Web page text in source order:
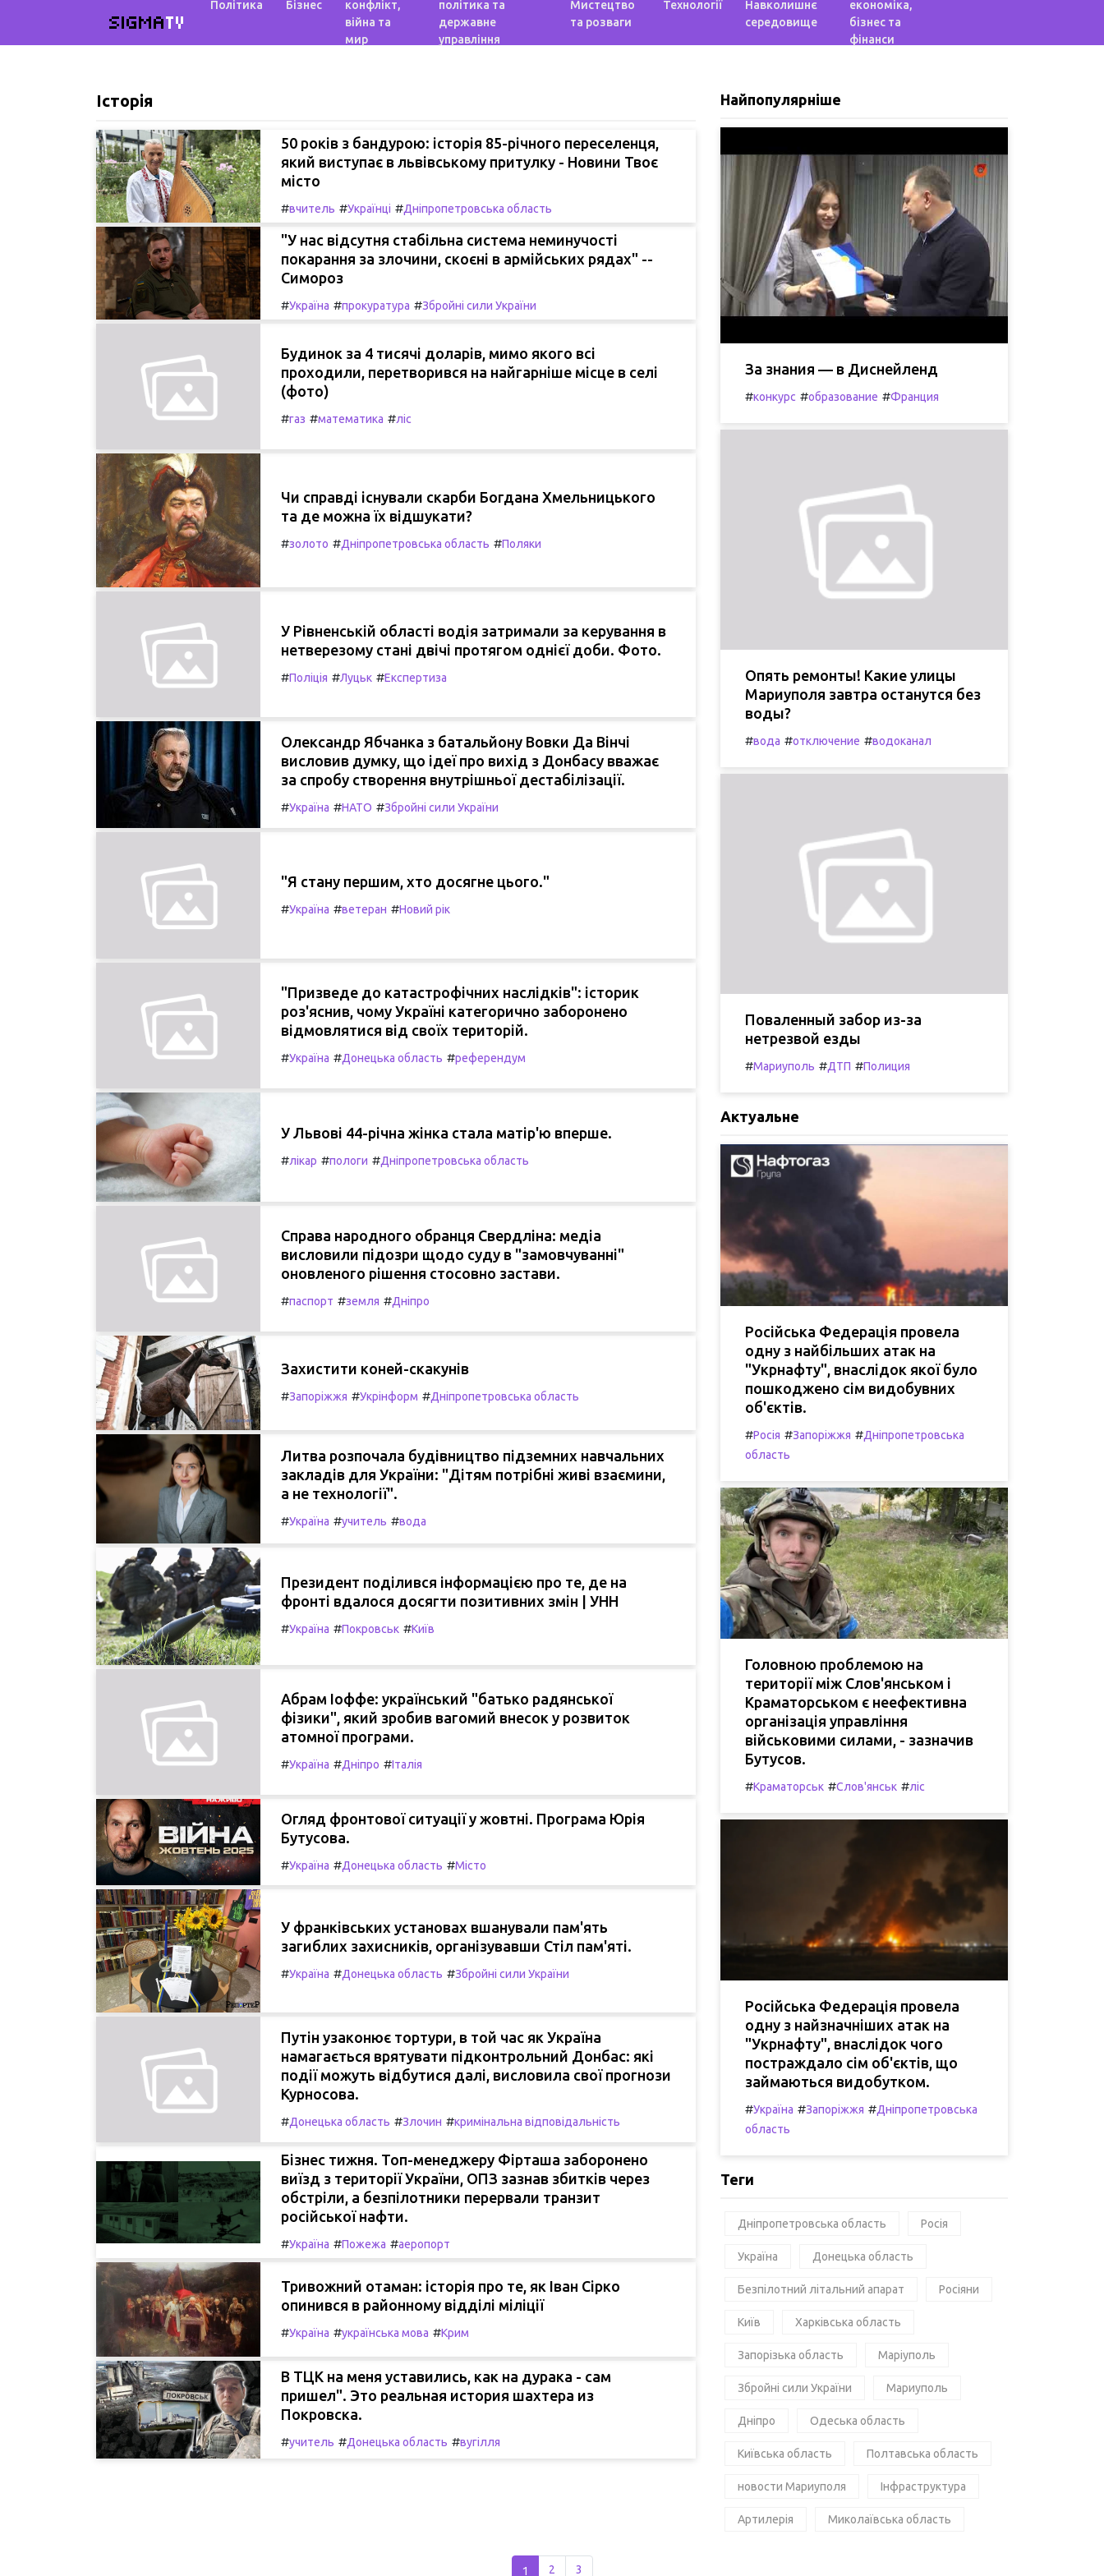
SIGMATV
Політика Бізнес
конфлікт,
війна та
мир
політика та
державне
управління
Мистецтво
та розваги
Технології
Навколишнє
середовище
економіка,
бізнес та
фінанси
Історія
50 років з бандурою: історія 85-річного переселенця,
який виступає в львівському притулку - Новини Твоє
місто
#вчитель #Українці #Дніпропетровська область
"У нас відсутня стабільна система неминучості
покарання за злочини, скоєні в армійських рядах" --
Симороз
#Україна #прокуратура #Збройні сили України
Будинок за 4 тисячі доларів, мимо якого всі
проходили, перетворився на найгарніше місце в селі
(фото)
#газ #математика #ліс
Чи справді існували скарби Богдана Хмельницького
та де можна їх відшукати?
#золото #Дніпропетровська область #Поляки
У Рівненській області водія затримали за керування в
нетверезому стані двічі протягом однієї доби. Фото.
#Поліція #Луцьк #Експертиза
Олександр Ябчанка з батальйону Вовки Да Вінчі
висловив думку, що ідеї про вихід з Донбасу вважає
за спробу створення внутрішньої дестабілізації.
#Україна #НАТО #Збройні сили України
"Я стану першим, хто досягне цього."
#Україна #ветеран #Новий рік
"Призведе до катастрофічних наслідків": історик
роз'яснив, чому Україні категорично заборонено
відмовлятися від своїх територій.
#Україна #Донецька область #референдум
У Львові 44-річна жінка стала матір'ю вперше.
#лікар #пологи #Дніпропетровська область
Справа народного обранця Свердліна: медіа
висловили підозри щодо суду в "замовчуванні"
оновленого рішення стосовно застави.
#паспорт #земля #Дніпро
Захистити коней-скакунів
#Запоріжжя #Укрінформ #Дніпропетровська область
Литва розпочала будівництво підземних навчальних
закладів для України: "Дітям потрібні живі взаємини,
а не технології".
#Україна #учитель #вода
Президент поділився інформацією про те, де на
фронті вдалося досягти позитивних змін | УНН
#Україна #Покровськ #Київ
Абрам Іоффе: український "батько радянської
фізики", який зробив вагомий внесок у розвиток
атомної програми.
#Україна #Дніпро #Італія
Огляд фронтової ситуації у жовтні. Програма Юрія
Бутусова.
#Україна #Донецька область #Місто
У франківських установах вшанували пам'ять
загиблих захисників, організувавши Стіл пам'яті.
#Україна #Донецька область #Збройні сили України
Путін узаконює тортури, в той час як Україна
намагається врятувати підконтрольний Донбас: які
події можуть відбутися далі, висловила свої прогнози
Курносова.
#Донецька область #Злочин #кримінальна відповідальність
Бізнес тижня. Топ-менеджеру Фірташа заборонено
виїзд з території України, ОПЗ зазнав збитків через
обстріли, а безпілотники перервали транзит
російської нафти.
#Україна #Пожежа #аеропорт
Тривожний отаман: історія про те, як Іван Сірко
опинився в районному відділі міліції
#Україна #українська мова #Крим
В ТЦК на меня уставились, как на дурака - сам
пришел". Это реальная история шахтера из
Покровска.
#учитель #Донецька область #вугілля
Найпопулярніше
За знания — в Диснейленд
#конкурс #образование #Франция
Опять ремонты! Какие улицы
Мариуполя завтра останутся без
воды?
#вода #отключение #водоканал
Поваленный забор из-за
нетрезвой езды
#Мариуполь #ДТП #Полиция
Актуальне
Російська Федерація провела
одну з найбільших атак на
"Укрнафту", внаслідок якої було
пошкоджено сім видобувних
об'єктів.
#Росія #Запоріжжя #Дніпропетровська
область
Головною проблемою на
території між Слов'янськом і
Краматорськом є неефективна
організація управління
військовими силами, - зазначив
Бутусов.
#Краматорськ #Слов'янськ #ліс
Російська Федерація провела
одну з найзначніших атак на
"Укрнафту", внаслідок чого
постраждало сім об'єктів, що
займаються видобутком.
#Україна #Запоріжжя #Дніпропетровська
область
Теги
Дніпропетровська область Росія
Україна Донецька область
Безпілотний літальний апарат Росіяни
Київ Харківська область
Запорізька область Маріуполь
Збройні сили України Мариуполь
Дніпро Одеська область
Київська область Полтавська область
новости Мариуполя Інфраструктура
Артилерія Миколаївська область
1 2 3